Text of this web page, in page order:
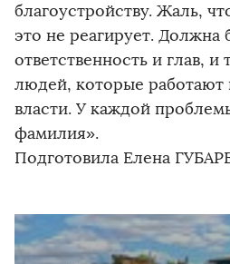
благоустройству. Жаль,
это не реагирует. Должна
ответственность и глав, и
людей, которые работают
власти. У каждой
фамилия».
Подготовила Елена